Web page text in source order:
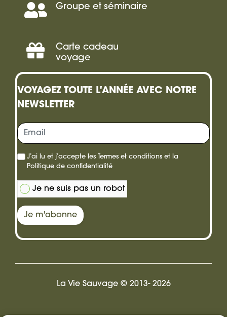
Groupe et séminaire
Séminaire,
Incentive
Carte cadeau
voyage
Offrir
une
carte
cadeau
VOYAGEZ TOUTE L'ANNÉE AVEC NOTRE
NEWSLETTER
J’ai lu et j’accepte lesTermes et conditions et la
Politique de confidentialité
Je ne suis pas un robot
Je m'abonne
La Vie Sauvage © 2013- 2026